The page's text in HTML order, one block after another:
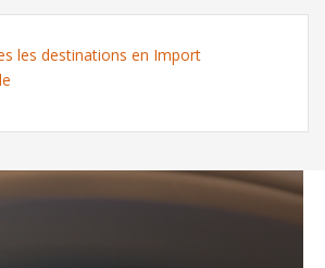
les destinations en Import